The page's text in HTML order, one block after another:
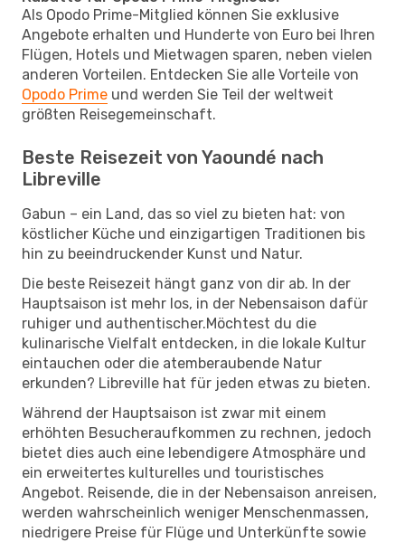
Als Opodo Prime-Mitglied können Sie exklusive
Angebote erhalten und Hunderte von Euro bei Ihren
Flügen, Hotels und Mietwagen sparen, neben vielen
anderen Vorteilen. Entdecken Sie alle Vorteile von
Opodo Prime und werden Sie Teil der weltweit
größten Reisegemeinschaft.
Beste Reisezeit von Yaoundé nach
Libreville
Gabun – ein Land, das so viel zu bieten hat: von
köstlicher Küche und einzigartigen Traditionen bis
hin zu beeindruckender Kunst und Natur.
Die beste Reisezeit hängt ganz von dir ab. In der
Hauptsaison ist mehr los, in der Nebensaison dafür
ruhiger und authentischer.Möchtest du die
kulinarische Vielfalt entdecken, in die lokale Kultur
eintauchen oder die atemberaubende Natur
erkunden? Libreville hat für jeden etwas zu bieten.
Während der Hauptsaison ist zwar mit einem
erhöhten Besucheraufkommen zu rechnen, jedoch
bietet dies auch eine lebendigere Atmosphäre und
ein erweitertes kulturelles und touristisches
Angebot. Reisende, die in der Nebensaison anreisen,
werden wahrscheinlich weniger Menschenmassen,
niedrigere Preise für Flüge und Unterkünfte sowie